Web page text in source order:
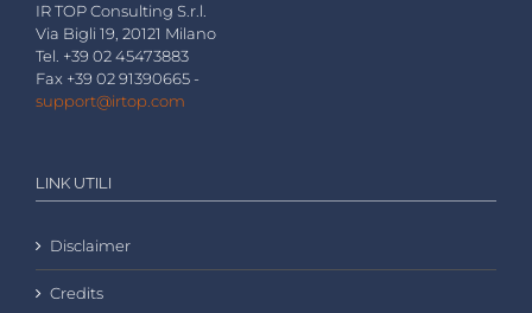
IR TOP Consulting S.r.l.
Via Bigli 19, 20121 Milano
Tel. +39 02 45473883
Fax +39 02 91390665 -
support@irtop.com
LINK UTILI
Disclaimer
Credits